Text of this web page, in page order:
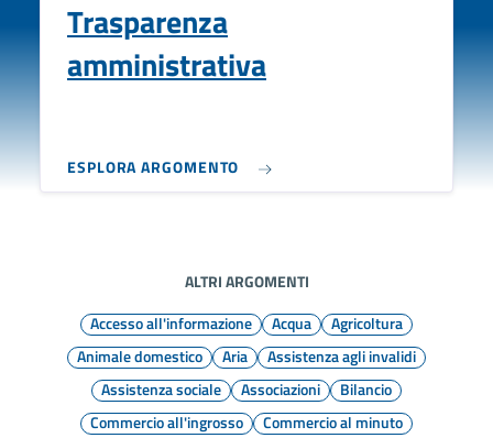
Trasparenza
amministrativa
ESPLORA ARGOMENTO
ALTRI ARGOMENTI
Accesso all'informazione
Acqua
Agricoltura
Animale domestico
Aria
Assistenza agli invalidi
Assistenza sociale
Associazioni
Bilancio
Commercio all'ingrosso
Commercio al minuto